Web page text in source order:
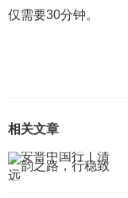
仅需要30分钟。
相关文章